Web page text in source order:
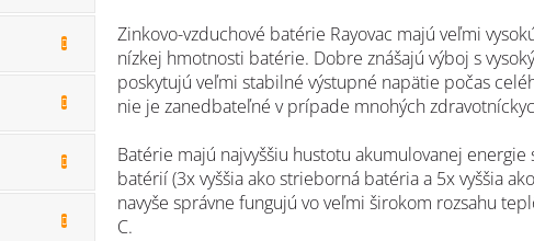
Zinkovo-vzduchové batérie Rayovac majú veľmi
nízkej hmotnosti batérie. Dobre znášajú výboj s
poskytujú veľmi stabilné výstupné napätie počas
nie je zanedbateľné v prípade mnohých
Batérie majú najvyššiu hustotu akumulovanej
batérií (3x vyššia ako strieborná batéria a 5x vyššia
navyše správne fungujú vo veľmi širokom rozsahu
C.